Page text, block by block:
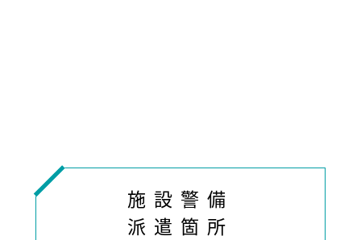
施設警備
派遣箇所